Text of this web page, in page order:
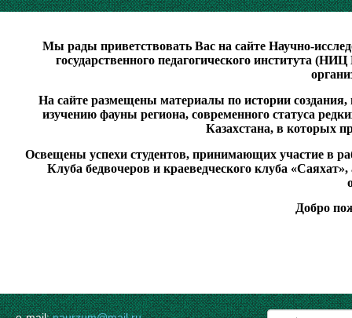
Мы рады приветствовать Вас на сайте Научно-
государственного педагогического института
На сайте размещены материалы по истории создания,
изучению фауны региона, современного статуса
Казахстана, в которых
Освещены успехи студентов, принимающих участие в
Клуба бедвочеров и краеведческого клуба
Добро